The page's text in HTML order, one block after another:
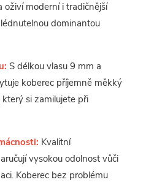
oživí moderní i tradičnější
dominantou
S délkou vlasu 9 mm a
koberec příjemně měkký
si zamilujete při
Kvalitní
vysokou odolnost vůči
Koberec bez problému